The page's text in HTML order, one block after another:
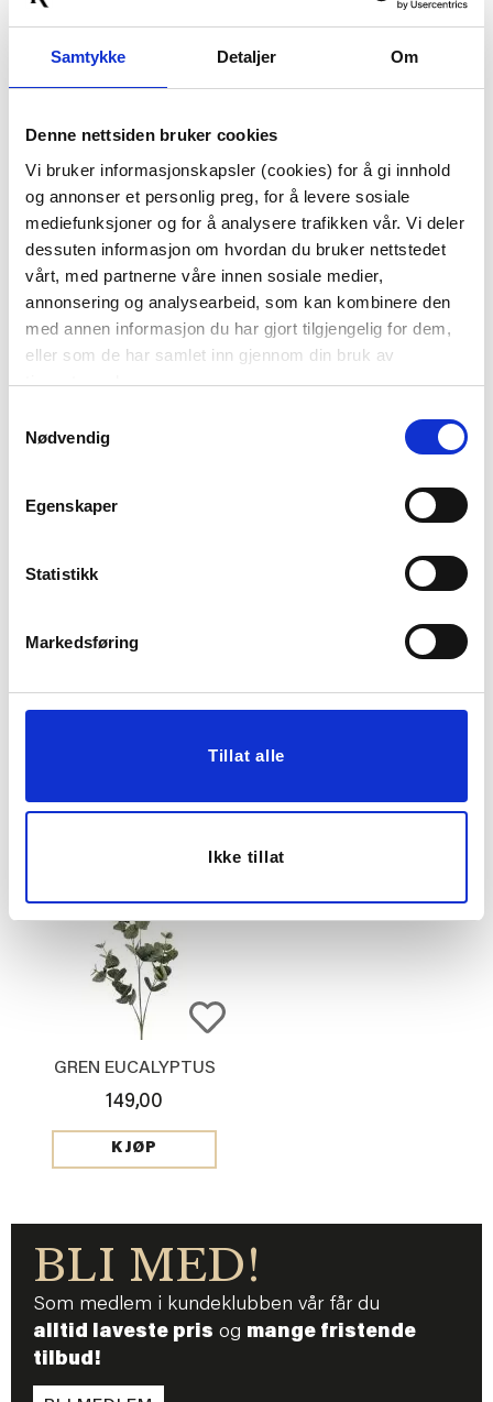
Samtykke Detaljer Om
Denne nettsiden bruker cookies
Vi bruker informasjonskapsler (cookies) for å gi innhold
og annonser et personlig preg, for å levere sosiale
mediefunksjoner og for å analysere trafikken vår. Vi deler
dessuten informasjon om hvordan du bruker nettstedet
vårt, med partnerne våre innen sosiale medier,
annonsering og analysearbeid, som kan kombinere den
med annen informasjon du har gjort tilgjengelig for dem,
eller som de har samlet inn gjennom din bruk av
tjenestene deres.
Nødvendig
Egenskaper
Statistikk
Markedsføring
Tillat alle
Ikke tillat
Passer med
EUCALYPTUS PLANTE
249,00
GREN EUCALYPTUS
44,70
EUCALYPTUS,
Vis mer
ORANGE BÆR I PAKKE
KJØP
GREN EUCALYPTUS
149,00
KJØP
BLI MED!
Som medlem i kundeklubben vår får du
alltid laveste pris og mange fristende
tilbud!